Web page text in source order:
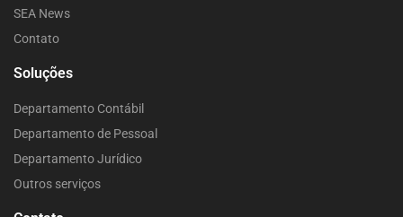
SEA News
Contato
Soluções
Departamento Contábil
Departamento de Pessoal
Departamento Jurídico
Outros serviços